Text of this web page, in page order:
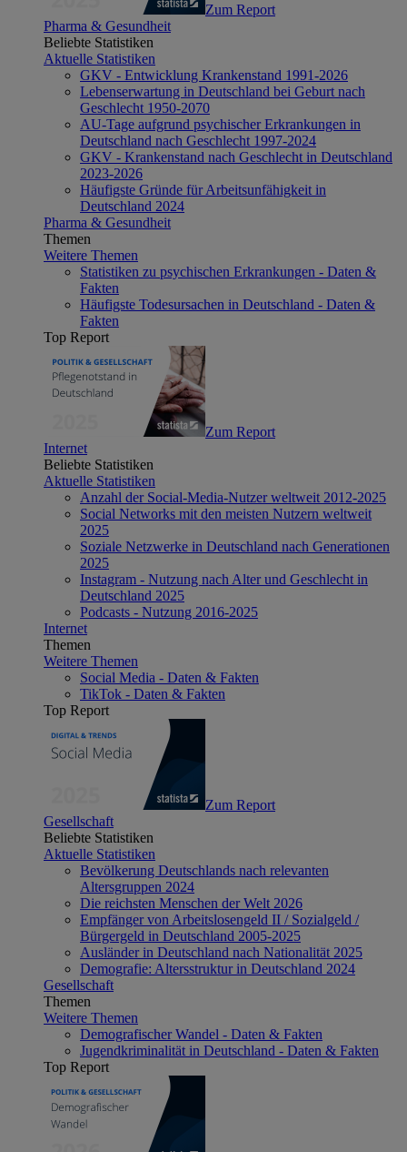
Zum Report
Pharma & Gesundheit
Beliebte Statistiken
Aktuelle Statistiken
GKV - Entwicklung Krankenstand 1991-2026
Lebenserwartung in Deutschland bei Geburt nach
Geschlecht 1950-2070
AU-Tage aufgrund psychischer Erkrankungen in
Deutschland nach Geschlecht 1997-2024
GKV - Krankenstand nach Geschlecht in Deutschland
2023-2026
Häufigste Gründe für Arbeitsunfähigkeit in
Deutschland 2024
Pharma & Gesundheit
Themen
Weitere Themen
Statistiken zu psychischen Erkrankungen - Daten &
Fakten
Häufigste Todesursachen in Deutschland - Daten &
Fakten
Top Report
Zum Report
Internet
Beliebte Statistiken
Aktuelle Statistiken
Anzahl der Social-Media-Nutzer weltweit 2012-2025
Social Networks mit den meisten Nutzern weltweit
2025
Soziale Netzwerke in Deutschland nach Generationen
2025
Instagram - Nutzung nach Alter und Geschlecht in
Deutschland 2025
Podcasts - Nutzung 2016-2025
Internet
Themen
Weitere Themen
Social Media - Daten & Fakten
TikTok - Daten & Fakten
Top Report
Zum Report
Gesellschaft
Beliebte Statistiken
Aktuelle Statistiken
Bevölkerung Deutschlands nach relevanten
Altersgruppen 2024
Die reichsten Menschen der Welt 2026
Empfänger von Arbeitslosengeld II / Sozialgeld /
Bürgergeld in Deutschland 2005-2025
Ausländer in Deutschland nach Nationalität 2025
Demografie: Altersstruktur in Deutschland 2024
Gesellschaft
Themen
Weitere Themen
Demografischer Wandel - Daten & Fakten
Jugendkriminalität in Deutschland - Daten & Fakten
Top Report